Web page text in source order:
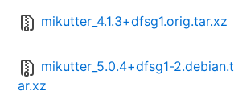
mikutter_4.1.3+dfsg1.orig.tar.xz
mikutter_5.0.4+dfsg1-2.debian.t
ar.xz